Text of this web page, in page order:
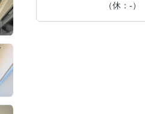
（休：-）